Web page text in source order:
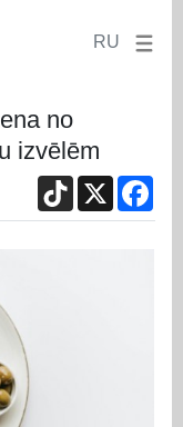
RU
no
izvēlēm
TikTok
X